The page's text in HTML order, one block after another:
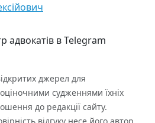
адвокатів в Telegram
джерел для
судженнями їхніх
до редакції сайту.